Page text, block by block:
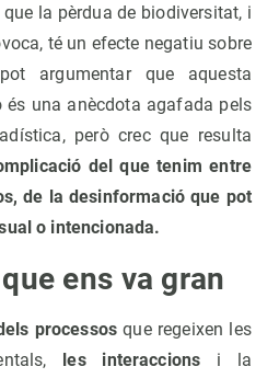
la pèrdua de biodiversitat, i
té un efecte negatiu sobre
argumentar que aquesta
és una anècdota agafada pels
però crec que resulta
del que tenim entre
de la desinformació que pot
o intencionada.
ens va gran
processos que regeixen les
les interaccions i la